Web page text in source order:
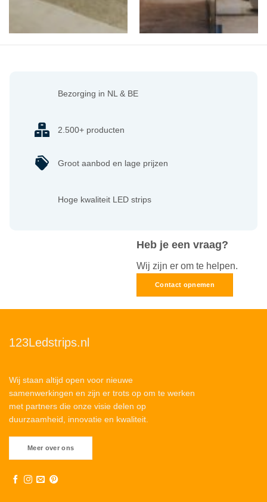
Heb je een vraag?
Wij zijn er om te helpen.
Contact opnemen
Bezorging in NL & BE
2.500+ producten
Groot aanbod en lage prijzen
Hoge kwaliteit LED strips
123Ledstrips.nl
Wij staan altijd open voor nieuwe
samenwerkingen en zijn er trots op om te werken
met partners die onze visie delen op
duurzaamheid, innovatie en kwaliteit.
Meer over ons